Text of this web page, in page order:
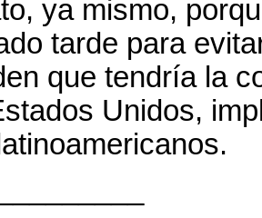
ya mismo,
tarde para
que tendría la
Unidos,
latinoamericanos.